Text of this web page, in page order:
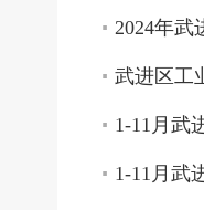
2024年武
武进区工
1-11月武
1-11月武